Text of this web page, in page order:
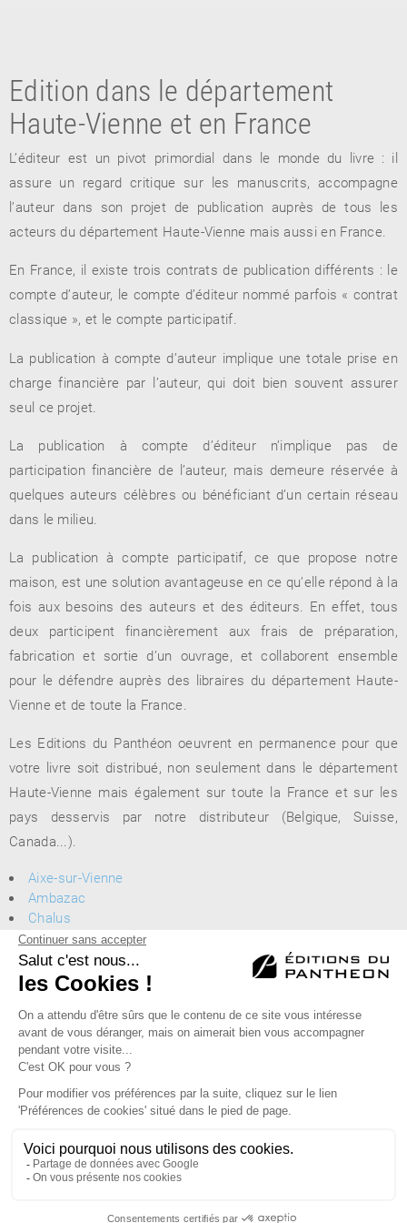
RETOUR
À PARAÎTRE
NOUVEAUTÉS
TOUT LE CATALOGUE
AVIS
RENCONTRE AVEC…
A LA UNE
REVUE DE PRESSE
Edition dans le département
Haute-Vienne et en France
L’éditeur est un pivot primordial dans le monde du livre : il
assure un regard critique sur les manuscrits, accompagne
l’auteur dans son projet de publication auprès de tous les
acteurs du département Haute-Vienne mais aussi en France.
En France, il existe trois contrats de publication différents : le
compte d’auteur, le compte d’éditeur nommé parfois « contrat
classique », et le compte participatif.
La publication à compte d’auteur implique une totale prise en
charge financière par l’auteur, qui doit bien souvent assurer
seul ce projet.
La publication à compte d’éditeur n’implique pas de
participation financière de l’auteur, mais demeure réservée à
quelques auteurs célèbres ou bénéficiant d’un certain réseau
dans le milieu.
La publication à compte participatif, ce que propose notre
maison, est une solution avantageuse en ce qu’elle répond à la
fois aux besoins des auteurs et des éditeurs. En effet, tous
deux participent financièrement aux frais de préparation,
fabrication et sortie d’un ouvrage, et collaborent ensemble
pour le défendre auprès des libraires du département Haute-
Vienne et de toute la France.
Les Editions du Panthéon oeuvrent en permanence pour que
votre livre soit distribué, non seulement dans le département
Haute-Vienne mais également sur toute la France et sur les
pays desservis par notre distributeur (Belgique, Suisse,
Canada...).
Aixe-sur-Vienne
Ambazac
Chalus
Limoges
Oradour-sur-Glane
Saint-Yrieix-la-Perche
Éditions du Panthéon - 12, rue Antoine Bourdelle
75015 Paris
01 43 71 14 72
FAQ LIBRAIRIES MENTIONS LÉGALES